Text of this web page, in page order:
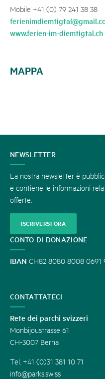
Mobile +41 (0) 79 241 38 38
www.ferien-im-diemtigtal.ch
MAPPA
CONTATTATECI
NEWSLETTER
La nostra newsletter è
e contiene le informazioni
offerte.
ISCRIVERSI ORA
CONTO DI DONAZIONE
IBAN CH82 8080 8008 0691
CONTATTATECI
Rete dei parchi svizzeri
Monbijoustrasse 61
CH-3007 Berna
Tel. +41 (0)31 381 10 71
info@parks.swiss